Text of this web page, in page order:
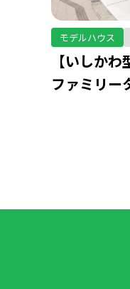
モデルハウス
【いしか
ファミリー